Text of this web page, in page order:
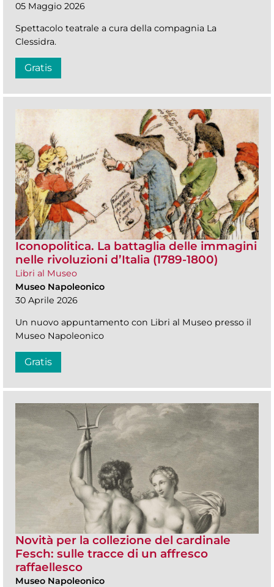
05 Maggio 2026
Spettacolo teatrale a cura della compagnia La
Clessidra.
Gratis
Iconopolitica. La battaglia delle immagini
nelle rivoluzioni d’Italia (1789-1800)
Libri al Museo
Museo Napoleonico
30 Aprile 2026
Un nuovo appuntamento con Libri al Museo presso il
Museo Napoleonico
Gratis
Novità per la collezione del cardinale
Fesch: sulle tracce di un affresco
raffaellesco
Museo Napoleonico